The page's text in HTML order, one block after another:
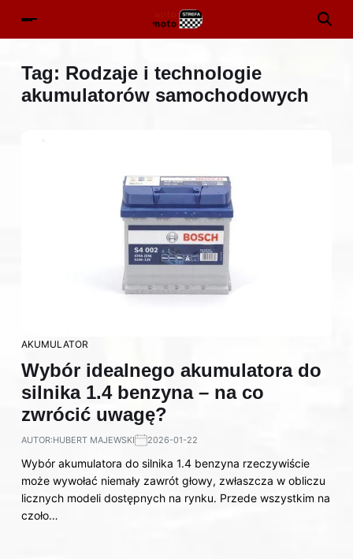
Tag: Rodzaje i technologie
akumulatorów samochodowych
AKUMULATOR
Wybór idealnego akumulatora do
silnika 1.4 benzyna – na co
zwrócić uwagę?
AUTOR:HUBERT MAJEWSKI 2026-01-22
Wybór akumulatora do silnika 1.4 benzyna rzeczywiście
może wywołać niemały zawrót głowy, zwłaszcza w obliczu
licznych modeli dostępnych na rynku. Przede wszystkim na
czoło…